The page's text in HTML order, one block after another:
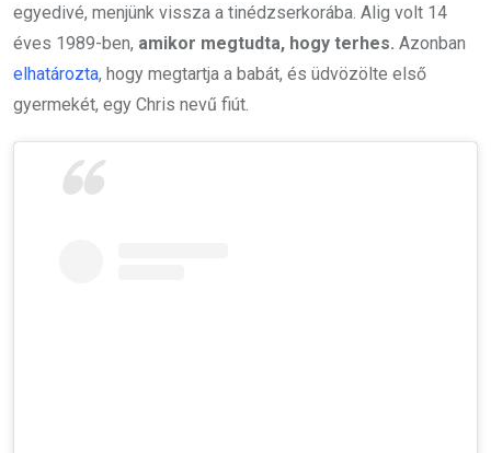
egyedivé, menjünk vissza a tinédzserkorába. Alig volt 14
éves 1989-ben, amikor megtudta, hogy terhes. Azonban
elhatározta, hogy megtartja a babát, és üdvözölte első
gyermekét, egy Chris nevű fiút.